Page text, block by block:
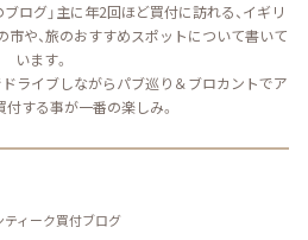
ブログ」主に年2回ほど買付に訪れる、イギリ
や、旅のおすすめスポットについて書いて
います。
ライブしながらパブ巡り＆ブロカントでア
付する事が一番の楽しみ。
ティーク買付ブログ